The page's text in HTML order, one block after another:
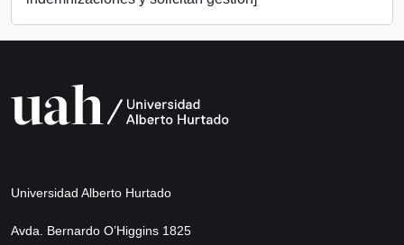
Universidad Alberto Hurtado
Avda. Bernardo O’Higgins 1825